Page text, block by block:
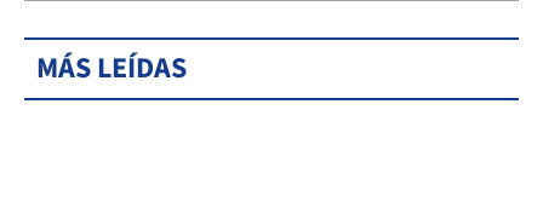
MÁS LEÍDAS